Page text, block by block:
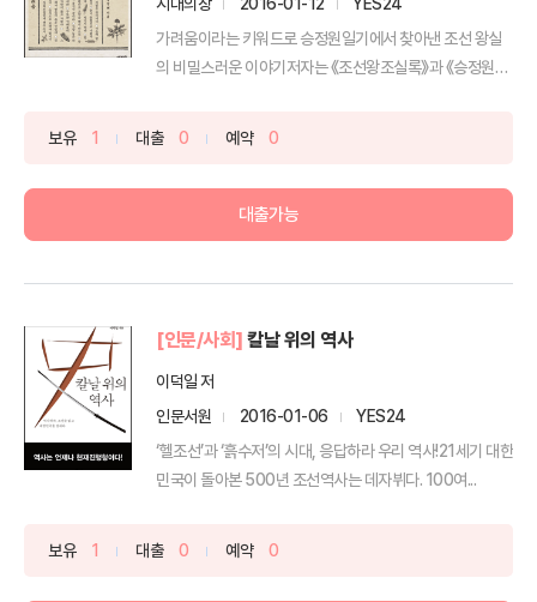
가려움이라는 키워드로 승정원일기에서 찾아낸 조선 왕실
의 비밀스러운 이야기저자는 《조선왕조실록》과 《승정원일
보유 1 대출 0 예약 0
대출가능
[인문/사회] 칼날 위의 역사
이덕일 저
인문서원
2016-01-06
YES24
‘헬조선’과 ‘흙수저’의 시대, 응답하라 우리 역사!21세기 대한
민국이 돌아본 500년 조선역사는 데자뷔다. 100여...
보유 1 대출 0 예약 0